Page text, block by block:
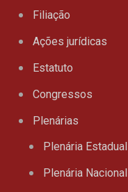
Filiação
Ações jurídicas
Estatuto
Congressos
Plenárias
Plenária Estadual
Plenária Nacional